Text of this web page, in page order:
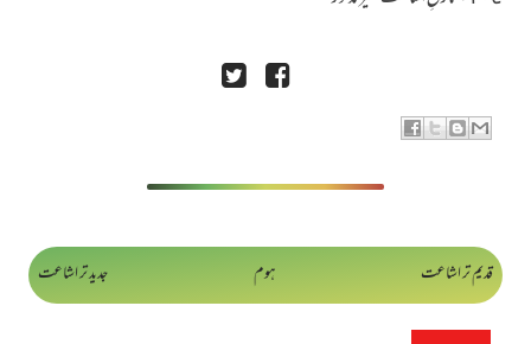
جدید تر اشاعت قدیم تر اشاعت ہوم